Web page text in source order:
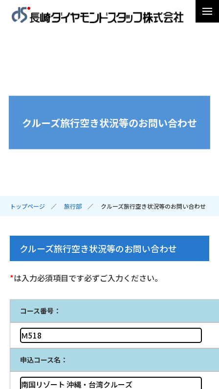
クルーズ旅行空き状況等のお問い合わせ
トップページ 旅行部 クルーズ旅行空き状況等のお問い合わせ
クルーズ旅行空き状況等のお問い合わせ
*は入力必須項目です必ずご入力ください。
コース番号：
申込コース名：